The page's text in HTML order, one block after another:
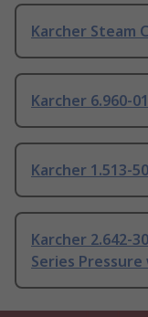
Karcher Steam
Karcher 6.960-
Karcher 1.513-
Karcher 2.642-
Series Pressure